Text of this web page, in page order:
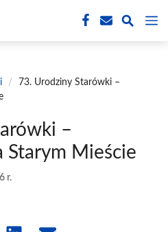
/
73. Urodziny Starówki –
–
Starym Mieście
r.